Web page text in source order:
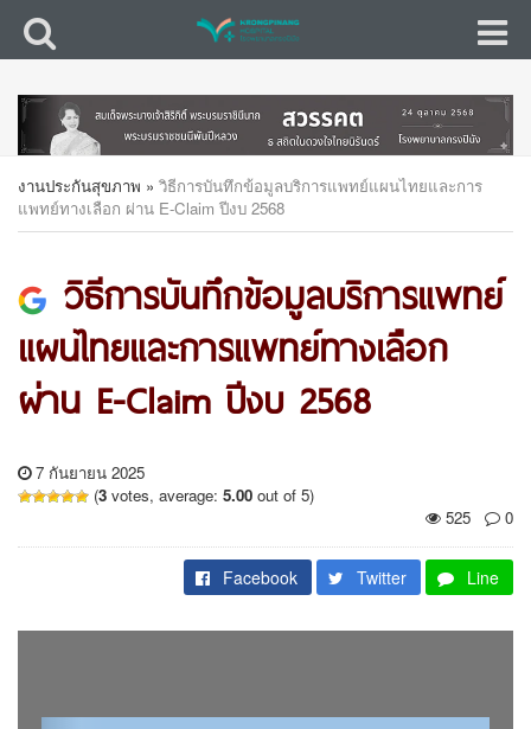
งานประกันสุขภาพ » วิธีการบันทึกข้อมูลบริการแพทย์แผนไทยและการ
แพทย์ทางเลือก ผ่าน E-Claim ปีงบ 2568
วิธีการบันทึกข้อมูลบริการแพทย์
แผนไทยและการแพทย์ทางเลือก
ผ่าน E-Claim ปีงบ 2568
7 กันยายน 2025
(3 votes, average: 5.00 out of 5)
525
0
Facebook Twitter Line